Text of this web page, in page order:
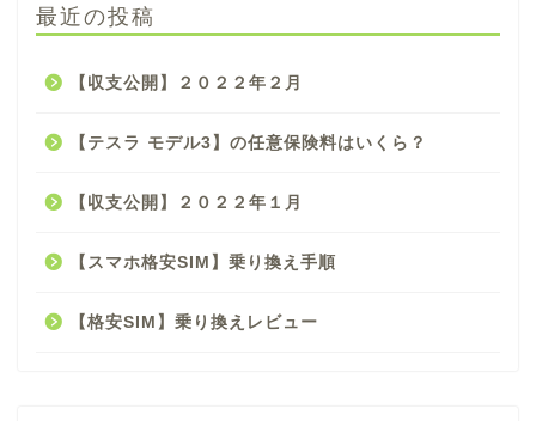
最近の投稿
【収支公開】２０２２年２月
【テスラ モデル3】の任意保険料はいくら？
【収支公開】２０２２年１月
【スマホ格安SIM】乗り換え手順
【格安SIM】乗り換えレビュー